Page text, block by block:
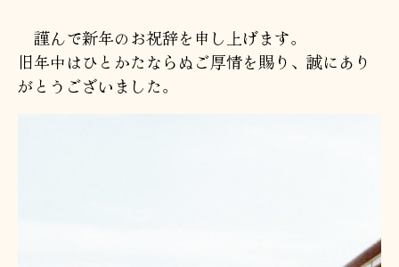
謹んで新年のお祝辞を申し上げます。
旧年中はひとかたならぬご厚情を賜り、誠にあり
がとうございました。